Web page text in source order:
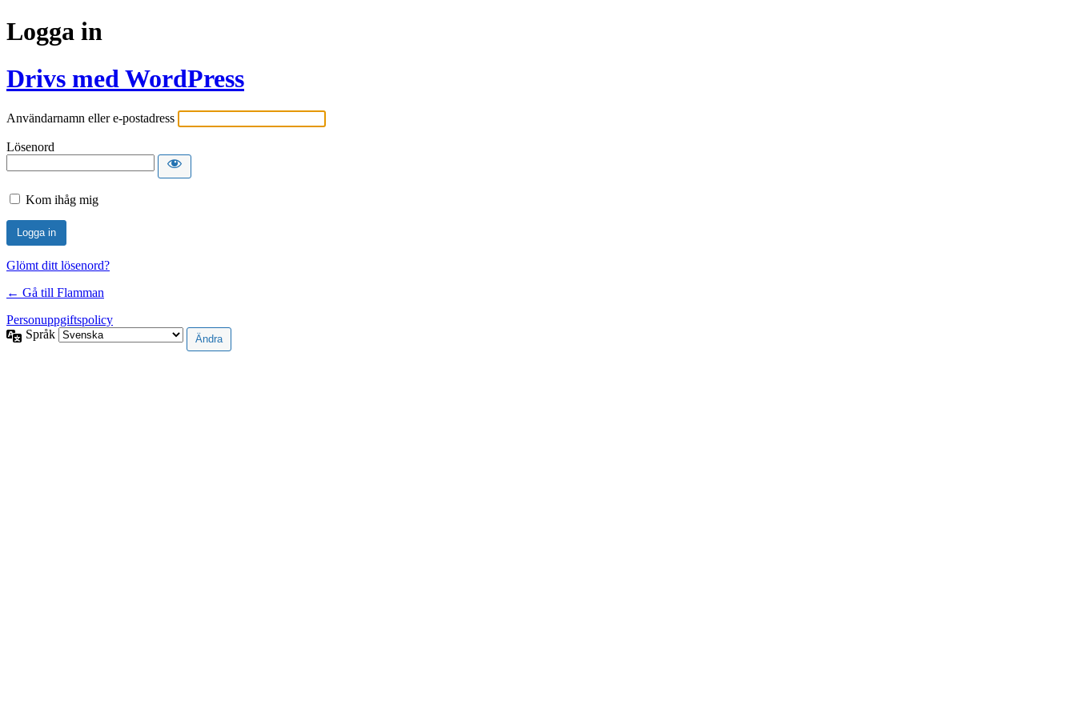
Logga in
Drivs med WordPress
Användarnamn eller e-postadress
Lösenord
Kom ihåg mig
Glömt ditt lösenord?
← Gå till Flamman
Personuppgiftspolicy
Språk